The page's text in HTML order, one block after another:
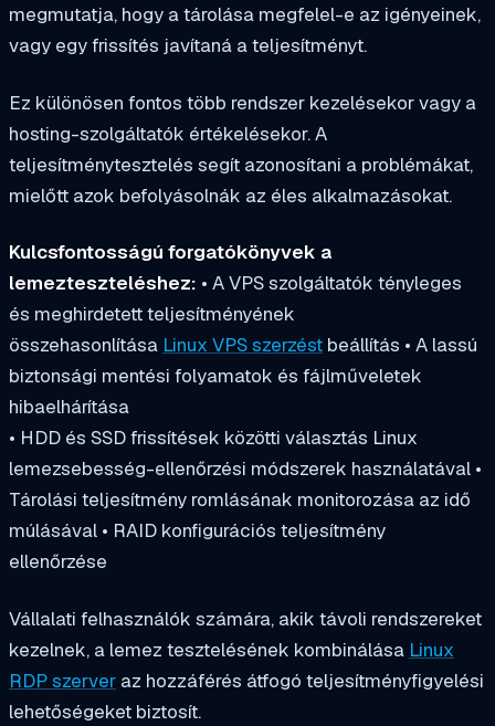
megmutatja, hogy a tárolása megfelel-e az igényeinek,
vagy egy frissítés javítaná a teljesítményt.
Ez különösen fontos több rendszer kezelésekor vagy a
hosting-szolgáltatók értékelésekor. A
teljesítménytesztelés segít azonosítani a problémákat,
mielőtt azok befolyásolnák az éles alkalmazásokat.
Kulcsfontosságú forgatókönyvek a
lemezteszteléshez: • A VPS szolgáltatók tényleges
és meghirdetett teljesítményének
összehasonlítása Linux VPS szerzést beállítás • A lassú
biztonsági mentési folyamatok és fájlműveletek
hibaelhárítása
• HDD és SSD frissítések közötti választás Linux
lemezsebesség-ellenőrzési módszerek használatával •
Tárolási teljesítmény romlásának monitorozása az idő
múlásával • RAID konfigurációs teljesítmény
ellenőrzése
Vállalati felhasználók számára, akik távoli rendszereket
kezelnek, a lemez tesztelésének kombinálása Linux
RDP szerver az hozzáférés átfogó teljesítményfigyelési
lehetőségeket biztosít.